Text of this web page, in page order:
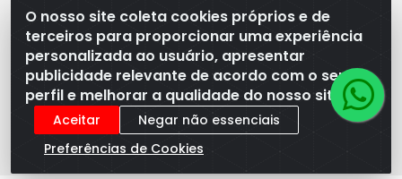
O nosso site coleta cookies próprios e de
terceiros para proporcionar uma experiência
personalizada ao usuário, apresentar
publicidade relevante de acordo com o seu
perfil e melhorar a qualidade do nosso site.
Aceitar
Negar não essenciais
Preferências de Cookies
REMA DISTRIBUIDORA E REPRESENTAÇÕES DE PRODUTOS
LACTEOS LTDA - VIA DPI 6 QD 4 LOTES 13 E 14, BAIRRO DPI
- MORRINHOS/GO - CEP:75.653-408 - CNPJ:
03.369.186/0001-49